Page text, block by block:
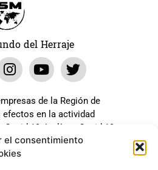
el consentimiento
del Herraje
de la Región de
en la actividad
Covid-19. La línea Covid-19
por la unión europea.